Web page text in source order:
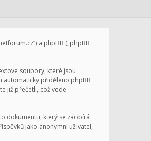
a phpBB („phpBB
soubory, které jsou
automaticky přiděleno phpBB
již přečetli, což vede
dokumentu, který se zaobírá
jako anonymní uživatel,